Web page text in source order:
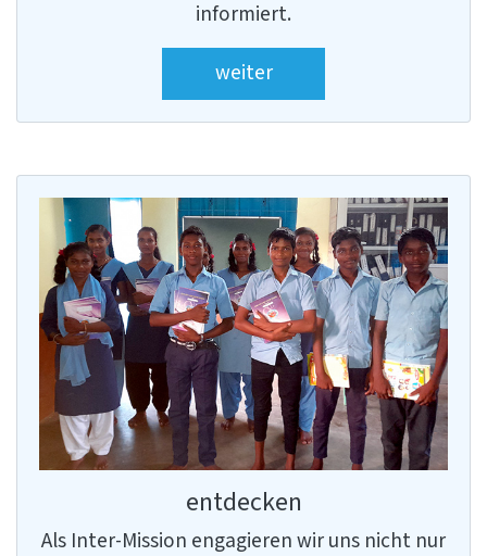
informiert.
weiter
entdecken
Als Inter-Mission engagieren wir uns nicht nur